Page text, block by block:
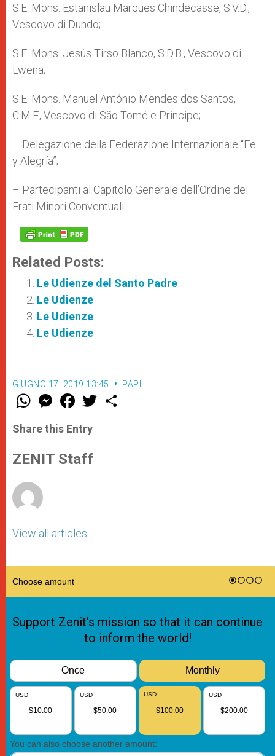
S.E. Mons. Estanislau Marques Chindecasse, S.V.D.,
Vescovo di Dundo;
S.E. Mons. Jesús Tirso Blanco, S.D.B., Vescovo di
Lwena;
S.E. Mons. Manuel António Mendes dos Santos,
C.M.F., Vescovo di São Tomé e Príncipe;
– Delegazione della Federazione Internazionale “Fe
y Alegría”;
– Partecipanti al Capitolo Generale dell’Ordine dei
Frati Minori Conventuali.
Related Posts:
Le Udienze del Santo Padre
Le Udienze
Le Udienze
Le Udienze
GIUGNO 17, 2019 13:45 PAPI
W
t
s
p
p
M
e
s
e
g
e
F
a
e
b
o
k
w
Share this Entry
ZENIT Staff
View all articles